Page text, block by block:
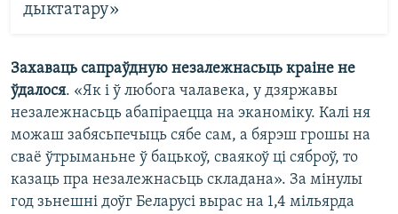
дыктатару»
Захаваць сапраўдную незалежнасьць краіне не
ўдалося. «Як і ў любога чалавека, у дзяржавы
незалежнасьць абапіраецца на эканоміку. Калі ня
можаш забясьпечыць сябе сам, а бярэш грошы на
сваё ўтрыманьне ў бацькоў, сваякоў ці сяброў, то
казаць пра незалежнасьць складана». За мінулы
год зьнешні доўг Беларусі вырас на 1,4 мільярда